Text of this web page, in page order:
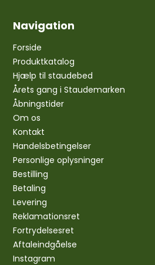
Navigation
Forside
Produktkatalog
Hjælp til staudebed
Årets gang i Staudemarken
Åbningstider
Om os
Kontakt
Handelsbetingelser
Personlige oplysninger
Bestilling
Betaling
Levering
Reklamationsret
Fortrydelsesret
Aftaleindgåelse
Instagram